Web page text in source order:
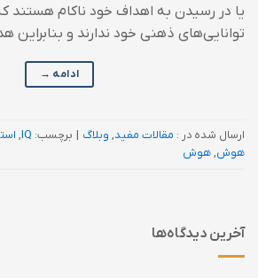
یا در رسیدن به اهداف خود ناکام هستند
توانایی‌های ذهنی خود ندارند و
ادامه →
ارسال شده در : مقالات مفید, وبلاگ | برچسب: IQ
,
هوش,هوش
آخرین دیدگاه‌ها